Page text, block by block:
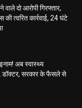
वाले दो आरोपी गिरफ्तार,
त्वरित कार्रवाई, 24 घंटे
अब स्वास्थ्य
डॉक्टर, सरकार के फैसले से